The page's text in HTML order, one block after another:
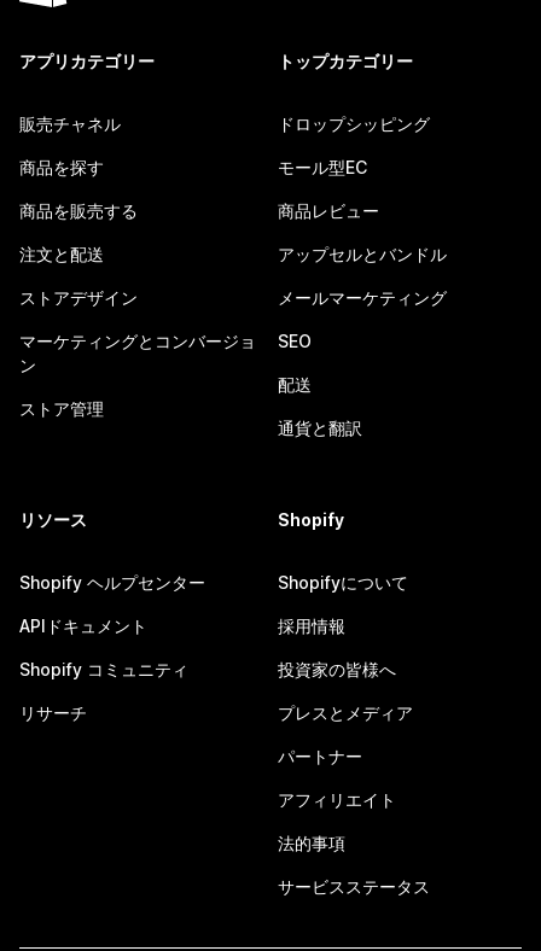
アプリカテゴリー
販売チャネル
商品を探す
商品を販売する
注文と配送
ストアデザイン
マーケティングとコンバージョ
ン
ストア管理
トップカテゴリー
ドロップシッピング
モール型EC
商品レビュー
アップセルとバンドル
メールマーケティング
SEO
配送
通貨と翻訳
リソース
Shopify ヘルプセンター
APIドキュメント
Shopify コミュニティ
リサーチ
Shopify
Shopifyについて
採用情報
投資家の皆様へ
プレスとメディア
パートナー
アフィリエイト
法的事項
サービスステータス